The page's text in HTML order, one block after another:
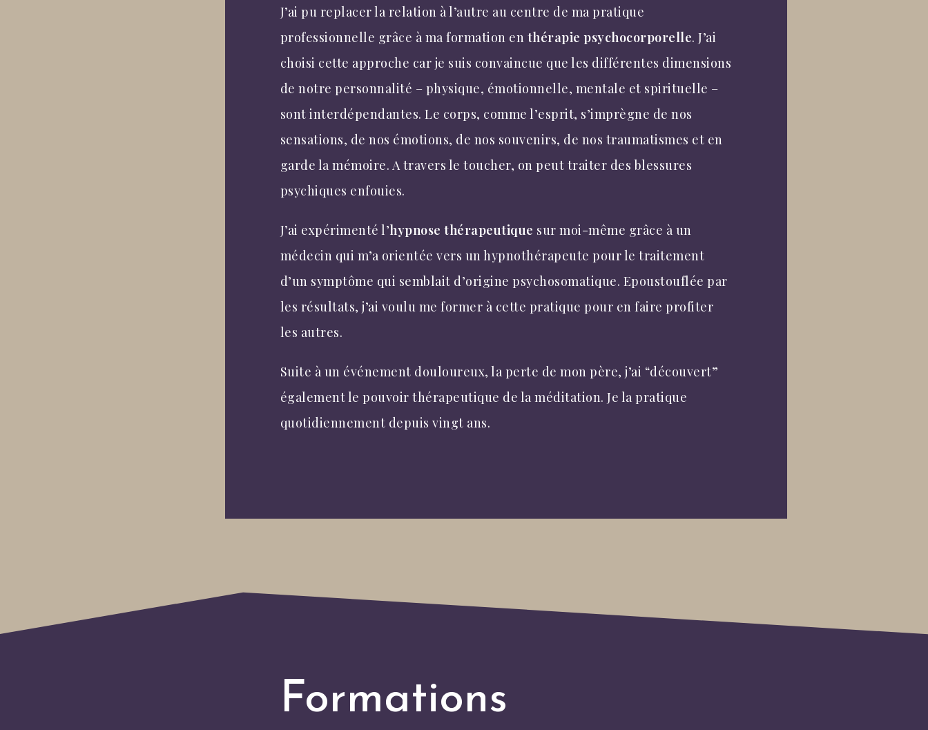
J’ai pu replacer la relation à l’autre au centre de ma pratique
professionnelle grâce à ma formation en thérapie psychocorporelle. J’ai
choisi cette approche car je suis convaincue que les différentes dimensions
de notre personnalité – physique, émotionnelle, mentale et spirituelle –
sont interdépendantes. Le corps, comme l’esprit, s’imprègne de nos
sensations, de nos émotions, de nos souvenirs, de nos traumatismes et en
garde la mémoire. A travers le toucher, on peut traiter des blessures
psychiques enfouies.
J’ai expérimenté l’hypnosethérapeutique sur moi-même grâce à un
médecin qui m’a orientée vers un hypnothérapeute pour le traitement
d’un symptôme qui semblait d’origine psychosomatique. Epoustouflée par
les résultats, j’ai voulu me former à cette pratique pour en faire profiter
les autres.
Suite à un événement douloureux, la perte de mon père, j’ai “découvert”
également le pouvoir thérapeutique de la méditation. Je la pratique
quotidiennement depuis vingt ans.
Formations